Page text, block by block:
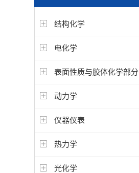
结构化学
电化学
表面性质与胶体化学部分
动力学
仪器仪表
热力学
光化学